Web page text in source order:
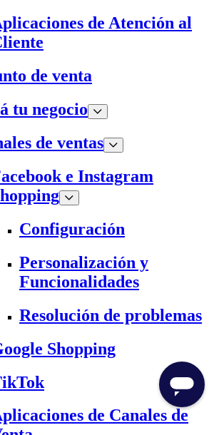
de Atención al
de venta
tu negocio
de ventas
e Instagram
Configuración
Personalización y
Funcionalidades
Resolución de problemas
Shopping
de Canales de